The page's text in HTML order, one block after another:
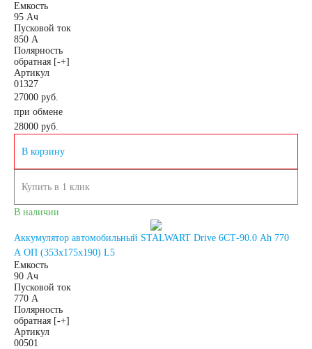
катеров, яхт
Емкость
95 Ач
Пусковой ток
850 А
Полярность
обратная [-+]
Артикул
01327
27000 руб.
при обмене
28000 руб.
В корзину
Купить в 1 клик
В наличии
Аккумулятор автомобильный STALWART Drive 6СТ-90.0 Ah 770
A ОП (353x175x190) L5
Емкость
90 Ач
Пусковой ток
770 А
Полярность
обратная [-+]
Артикул
00501